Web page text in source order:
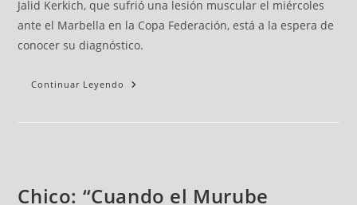
Jalid Kerkich, que sufrió una lesión muscular el miércoles
ante el Marbella en la Copa Federación, está a la espera de
conocer su diagnóstico.
Continuar Leyendo
Chico: “Cuando el Murube